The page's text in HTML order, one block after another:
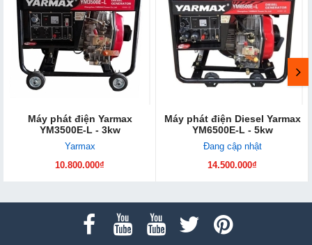
Máy phát điện Yarmax
YM3500E-L - 3kw
Yarmax
10.800.000₫
Máy phát điện Diesel Yarmax
YM6500E-L - 5kw
Đang cập nhật
14.500.000₫